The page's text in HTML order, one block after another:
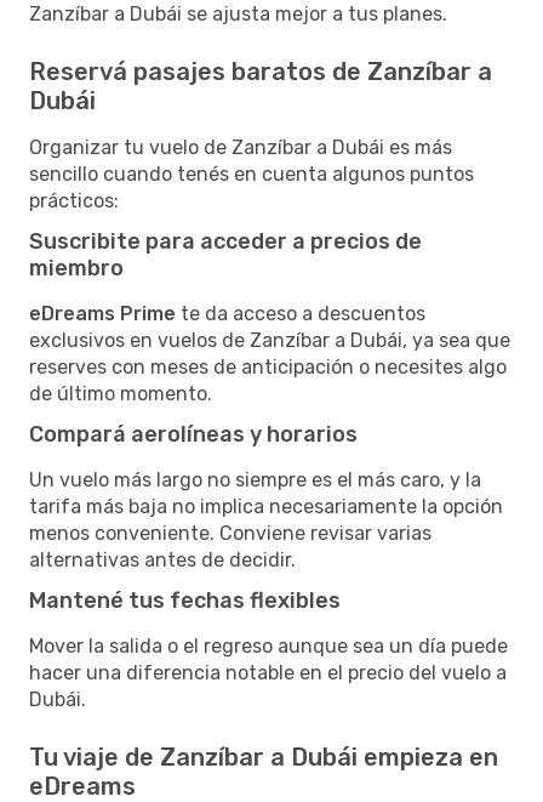
Zanzíbar a Dubái se ajusta mejor a tus planes.
Reservá pasajes baratos de Zanzíbar a
Dubái
Organizar tu vuelo de Zanzíbar a Dubái es más
sencillo cuando tenés en cuenta algunos puntos
prácticos:
Suscribite para acceder a precios de
miembro
eDreams Prime te da acceso a descuentos
exclusivos en vuelos de Zanzíbar a Dubái, ya sea que
reserves con meses de anticipación o necesites algo
de último momento.
Compará aerolíneas y horarios
Un vuelo más largo no siempre es el más caro, y la
tarifa más baja no implica necesariamente la opción
menos conveniente. Conviene revisar varias
alternativas antes de decidir.
Mantené tus fechas flexibles
Mover la salida o el regreso aunque sea un día puede
hacer una diferencia notable en el precio del vuelo a
Dubái.
Tu viaje de Zanzíbar a Dubái empieza en
eDreams